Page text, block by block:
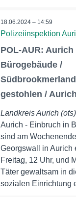
18.06.2024 – 14:59
Polizeiinspektion
POL-AUR:
Bürogebäude /
gestohlen /
Landkreis Aurich (ots)
Aurich - Einbruch in
sind am
Georgswall in Aurich
Freitag, 12 Uhr, und
Täter gewaltsam in
sozialen Einrichtung